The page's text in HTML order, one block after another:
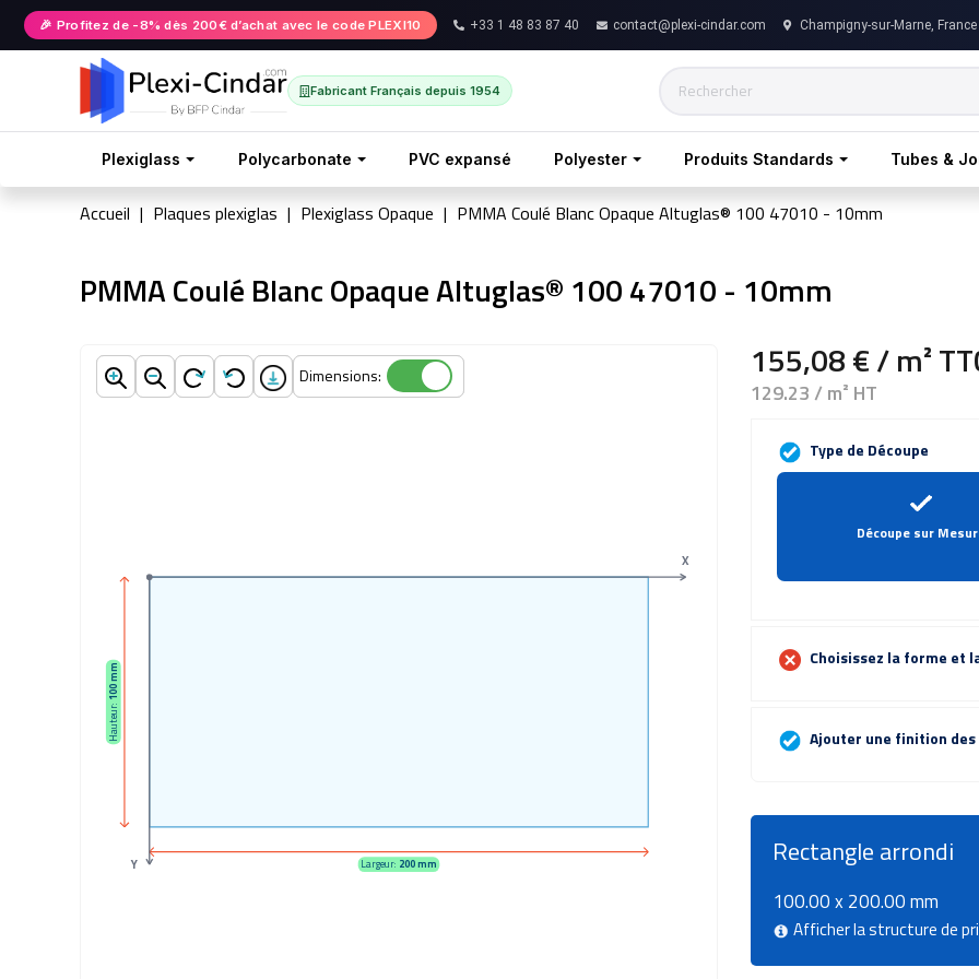
🎉 Profitez de -8% dès 200€ d’achat avec le code PLEXI10 +33 1 48 83 87 40 contact@plexi-cindar.com Champigny-sur-Marne, France
Fabricant Français depuis 1954
Plexiglass Polycarbonate PVC expansé Polyester Produits Standards Tubes &
Accueil Plaques plexiglas Plexiglass Opaque PMMA Coulé Blanc Opaque Altuglas® 100 47010 - 10mm
PMMA Coulé Blanc Opaque Altuglas® 100 47010 - 10mm
Dimensions:
Dimensions:
Largeur: 200 mm
Hauteur:
100 mm
X
Y
155,08 €/ m²
129.23 / m² HT
Type de Découpe
Découpe sur
Choisissez la forme et
Ajouter une finition
Rectangle arrondi
100.00 x 200.00 mm
Afficher la structure de